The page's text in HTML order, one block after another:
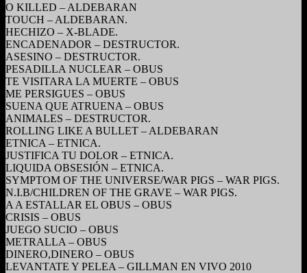
O KILLED – ALDEBARAN
TOUCH – ALDEBARAN.
HECHIZO – X-BLADE.
ENCADENADOR – DESTRUCTOR.
ASESINO – DESTRUCTOR.
PESADILLA NUCLEAR – OBUS
TE VISITARA LA MUERTE – OBUS
ME PERSIGUES – OBUS
SUENA QUE ATRUENA – OBUS
ANIMALES – DESTRUCTOR.
ROLLING LIKE A BULLET – ALDEBARAN
ETNICA – ETNICA.
JUSTIFICA TU DOLOR – ETNICA.
LIQUIDA OBSESIÓN – ETNICA.
SYMPTOM OF THE UNIVERSE/WAR PIGS – WAR PIGS.
N.I.B/CHILDREN OF THE GRAVE – WAR PIGS.
A A ESTALLAR EL OBUS – OBUS
CRISIS – OBUS
JUEGO SUCIO – OBUS
METRALLA – OBUS
DINERO,DINERO – OBUS
LEVANTATE Y PELEA – GILLMAN EN VIVO 2010